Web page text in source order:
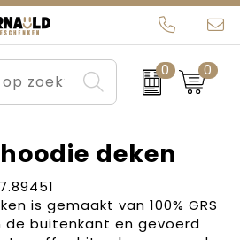
0 0
deken
is gemaakt van 100% GRS
buitenkant en gevoerd